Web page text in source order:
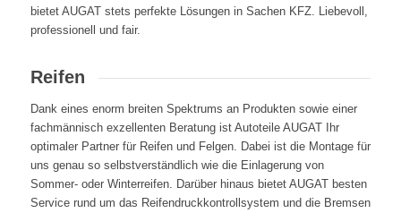
bietet AUGAT stets perfekte Lösungen in Sachen KFZ. Liebevoll,
professionell und fair.
Reifen
Dank eines enorm breiten Spektrums an Produkten sowie einer
fachmännisch exzellenten Beratung ist Autoteile AUGAT Ihr
optimaler Partner für Reifen und Felgen. Dabei ist die Montage für
uns genau so selbstverständlich wie die Einlagerung von
Sommer- oder Winterreifen. Darüber hinaus bietet AUGAT besten
Service rund um das Reifendruck­kontrollsystem und die Bremsen